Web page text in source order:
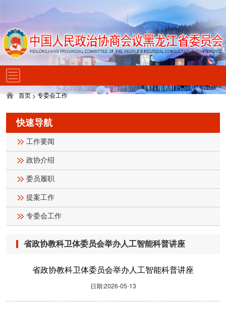
首页>专委会工作
快速导航
工作要闻
政协介绍
委员履职
提案工作
专委会工作
省政协教科卫体委员会举办人工智能科普讲座
省政协教科卫体委员会举办人工智能科普讲座
日期:2026-05-13